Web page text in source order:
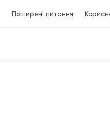
Поширені питання